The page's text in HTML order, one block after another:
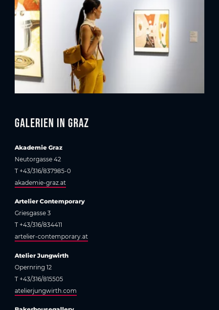
Galerien in Graz
Akademie Graz
Neutorgasse 42
T +43/316/837985-0
akademie-graz.at
Artelier Contemporary
Griesgasse 3
T +43/316/834411
artelier-contemporary.at
Atelier Jungwirth
Opernring 12
T +43/316/815505
atelierjungwirth.com